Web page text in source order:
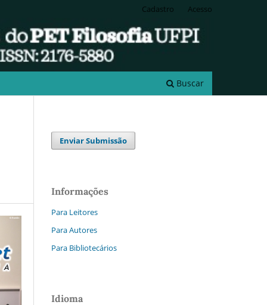
Buscar
Cadastro Acesso
Enviar Submissão
Informações
Para Leitores
Para Autores
Para Bibliotecários
Idioma